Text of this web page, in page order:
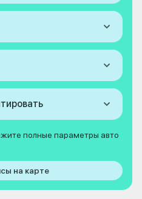
полные параметры авто
на карте